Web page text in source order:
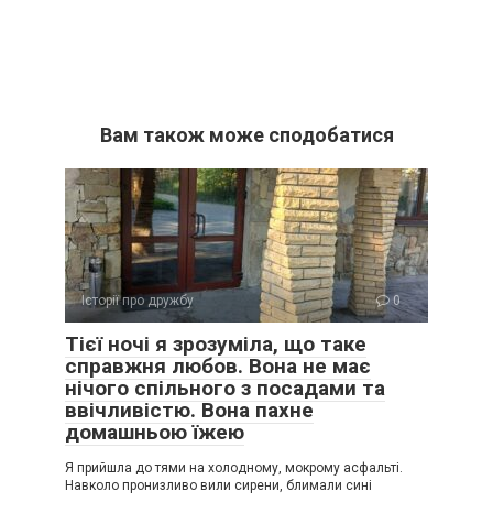
Вам також може сподобатися
Історії про дружбу 0
Тієї ночі я зрозуміла, що таке
справжня любов. Вона не має
нічого спільного з посадами та
ввічливістю. Вона пахне
домашньою їжею
Я прийшла до тями на холодному, мокрому асфальті.
Навколо пронизливо вили сирени, блимали сині